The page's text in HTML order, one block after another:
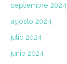
septiembre 2024
agosto 2024
julio 2024
junio 2024